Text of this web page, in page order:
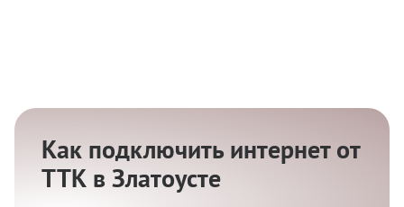
Как подключить интернет от
ТТК в Златоусте